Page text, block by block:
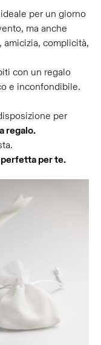
per un giorno
ma anche
amicizia, complicità,
con un regalo
e inconfondibile.
per
regalo.
per te.